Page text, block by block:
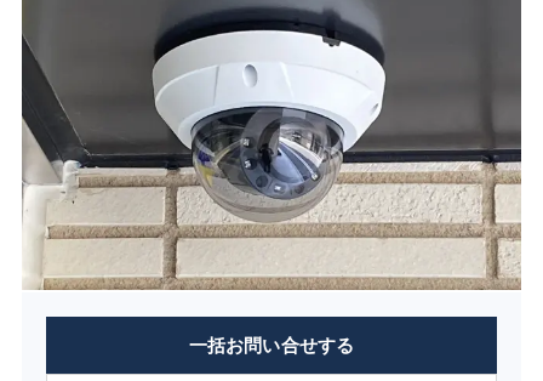
一括お問い合せする